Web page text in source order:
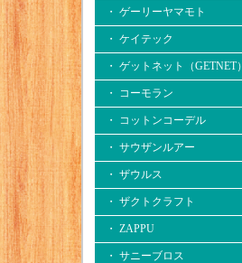
・ ゲーリーヤマモト
・ ケイテック
・ ゲットネット（GETNET）
・ コーモラン
・ コットンコーデル
・ サウザンルアー
・ ザウルス
・ ザクトクラフト
・ ZAPPU
・ サニーブロス